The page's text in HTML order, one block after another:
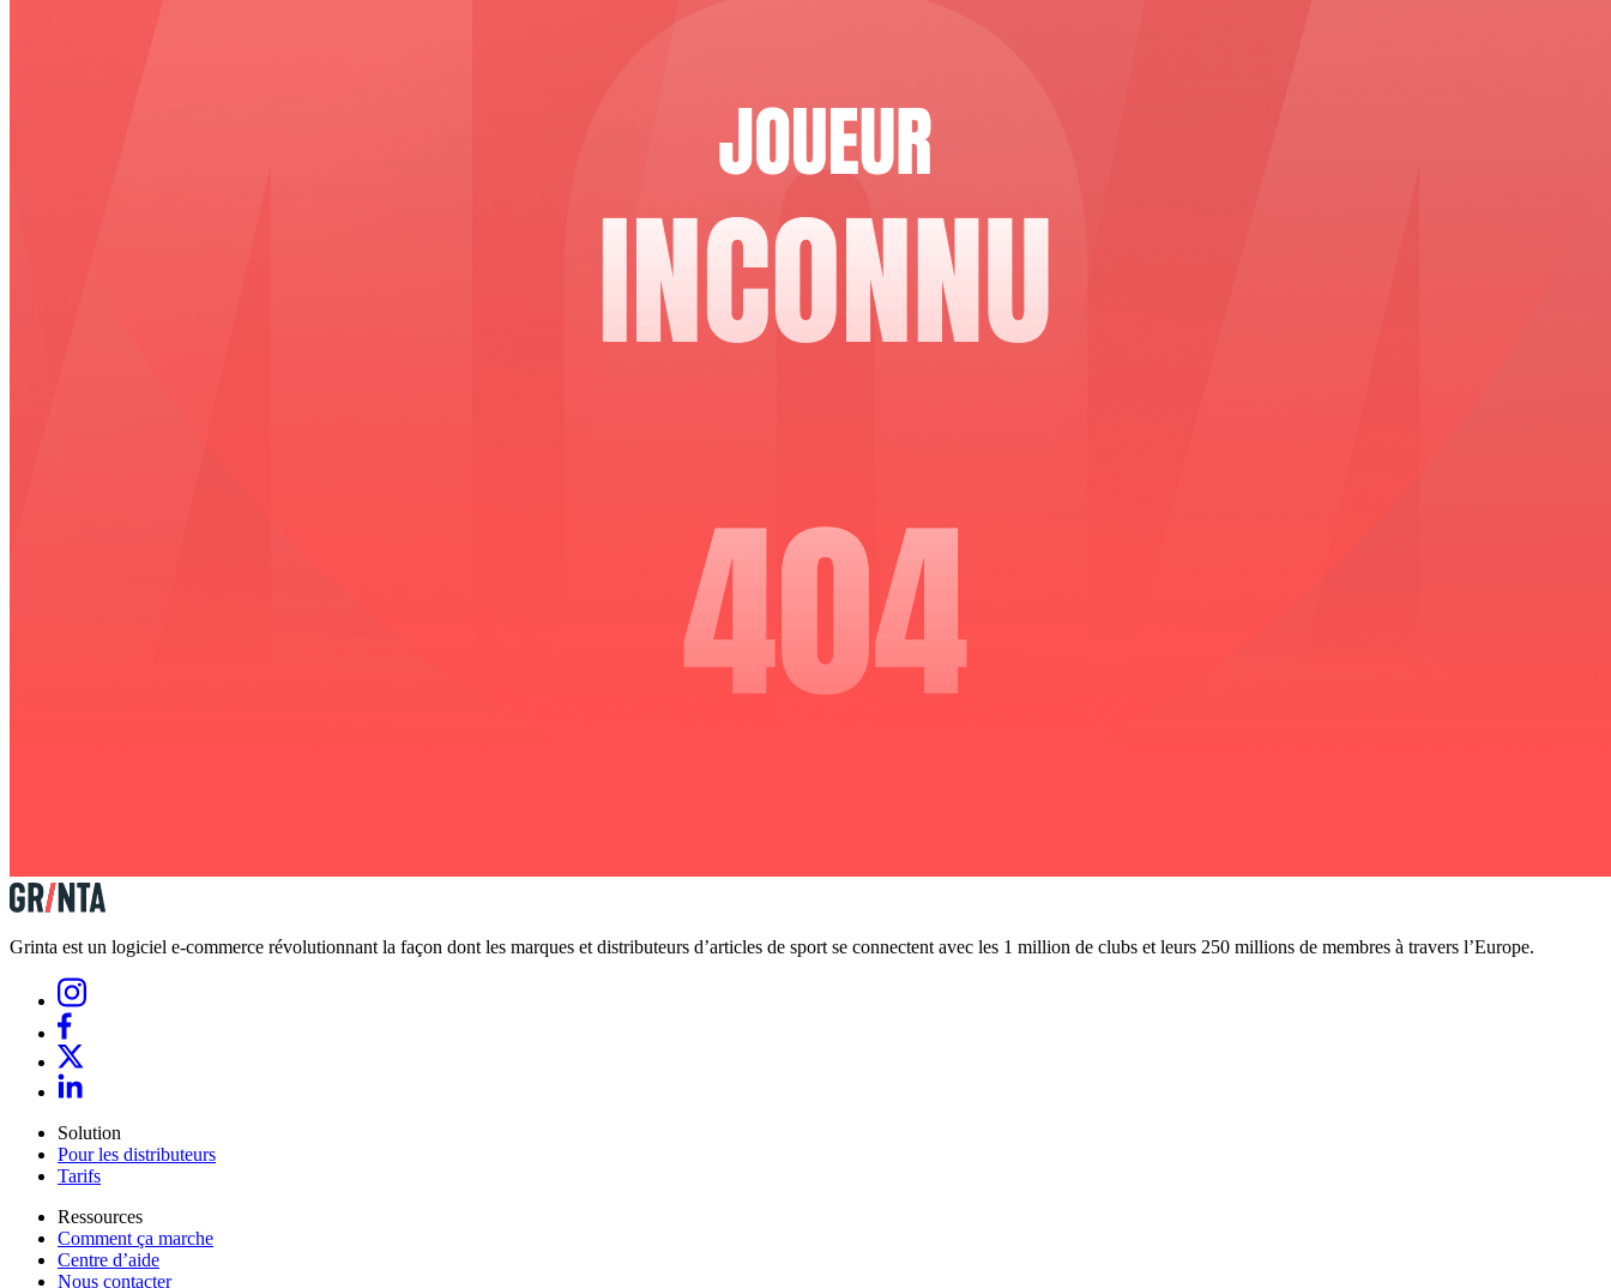
Grinta est un logiciel e-commerce révolutionnant la façon dont les marques et distributeurs d’articles de sport se connectent avec les 1 million de clubs et leurs 250 millions de membres à travers l’Europe.
Solution
Pour les distributeurs
Tarifs
Ressources
Comment ça marche
Centre d’aide
Nous contacter